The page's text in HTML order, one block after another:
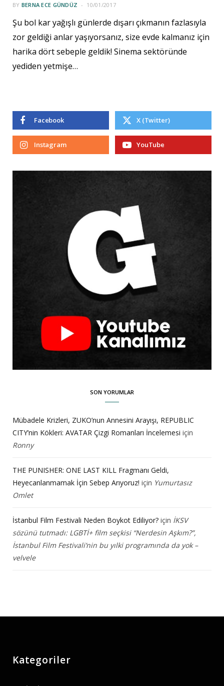
BY BERNA ECE GÜNDÜZ 10/01/2017
Şu bol kar yağışlı günlerde dışarı çıkmanın fazlasıyla
zor geldiği anlar yaşıyorsanız, size evde kalmanız için
harika dört sebeple geldik! Sinema sektöründe
yediden yetmişe…
Facebook X (Twitter)
Instagram YouTube
SON YORUMLAR
Mübadele Krizleri, ZUKO’nun Annesini Arayışı, REPUBLIC
CITY’nin Kökleri: AVATAR Çizgi Romanları İncelemesi için
Ronny
THE PUNISHER: ONE LAST KILL Fragmanı Geldi,
Heyecanlanmamak İçin Sebep Arıyoruz! için Yumurtasız
Omlet
İstanbul Film Festivali Neden Boykot Ediliyor? için İKSV
sözünü tutmadı: LGBTİ+ film seçkisi “Nerdesin Aşkım?”,
İstanbul Film Festivali’nin bu yılki programında da yok –
velvele
Kategoriler